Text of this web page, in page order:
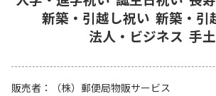
新築・引越し祝い 新築・引
法人・ビジネス 手
販売者
（株）郵便局物販サービス